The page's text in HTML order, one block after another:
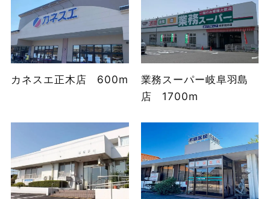
カネスエ正木店 600m
業務スーパー岐阜羽島
店 1700m